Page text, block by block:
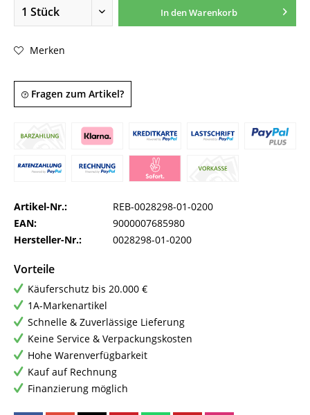
In denWarenkorb
Merken
Fragen zum Artikel?
Artikel-Nr.:
REB-0028298-01-0200
EAN:
9000007685980
Hersteller-Nr.:
0028298-01-0200
Vorteile
Käuferschutz bis 20.000 €
1A-Markenartikel
Schnelle & Zuverlässige Lieferung
Keine Service & Verpackungskosten
Hohe Warenverfügbarkeit
Kauf auf Rechnung
Finanzierung möglich